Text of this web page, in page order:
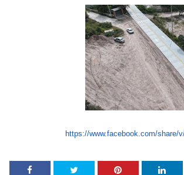
https://www.facebook.com/share/